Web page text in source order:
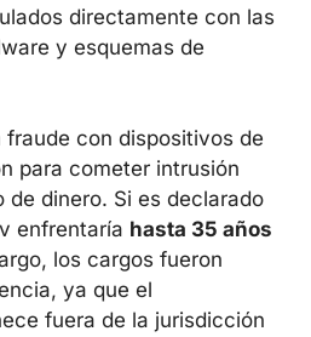
directamente con las
y esquemas de
con dispositivos de
para cometer intrusión
dinero. Si es declarado
enfrentaría hasta 35 años
los cargos fueron
ya que el
fuera de la jurisdicción